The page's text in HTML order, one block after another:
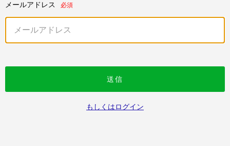
メールアドレス 必須
送信
もしくはログイン